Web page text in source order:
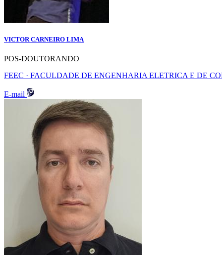
VICTOR CARNEIRO LIMA
POS-DOUTORANDO
FEEC · FACULDADE DE ENGENHARIA ELETRICA E DE
E-mail